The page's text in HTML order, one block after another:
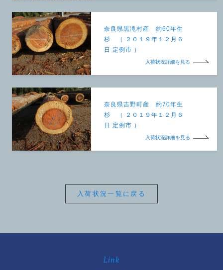
奈良県黒滝村産 約60年生
杉 （ ２０１９年１２月６
日 定例市 ）
入荷状況詳細を見る
奈良県吉野町産 約70年生
杉 （ ２０１９年１２月６
日 定例市 ）
入荷状況詳細を見る
入荷状況一覧に戻る
Link